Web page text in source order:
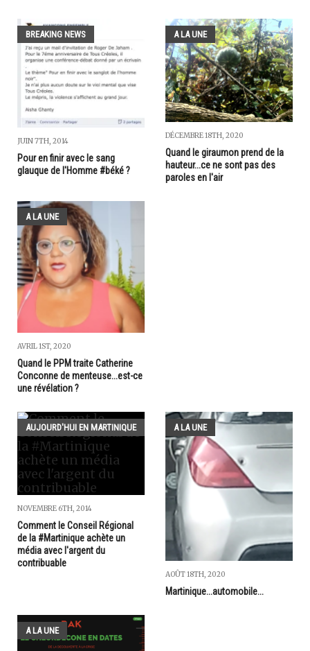
BREAKING NEWS
JUIN 7TH, 2014
Pour en finir avec le sang
glauque de l'Homme #béké ?
A LA UNE
DÉCEMBRE 18TH, 2020
Quand le giraumon prend de la
hauteur...ce ne sont pas des
paroles en l'air
A LA UNE
AVRIL 1ST, 2020
Quand le PPM traite Catherine
Conconne de menteuse...est-ce
une révélation ?
AUJOURD'HUI EN MARTINIQUE
NOVEMBRE 6TH, 2014
Comment le Conseil Régional
de la #Martinique achète un
média avec l'argent du
contribuable
A LA UNE
AOÛT 18TH, 2020
Martinique...automobile...
A LA UNE